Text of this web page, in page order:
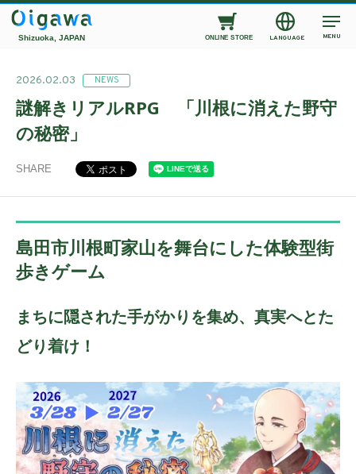
Shizuoka, JAPAN ONLINE STORE LANGUAGE MENU
2026.02.03 NEWS
謎解きリアルRPG 「川根に消えた野守
の秘密」
SHARE
島田市川根町家山を舞台にした体験型街
歩きゲーム
まちに隠された手がかりを集め、真実へとた
どり着け！